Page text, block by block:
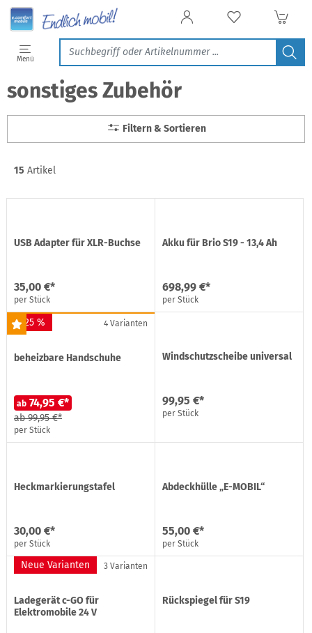
Menü
sonstiges Zubehör
Filtern & Sortieren
Filtern & Sortieren
15 Artikel
USB Adapter für XLR-Buchse
35,00 €*
per Stück
Akku für Brio S19 - 13,4 Ah
698,99 €*
per Stück
4 Varianten
-25 %
beheizbare Handschuhe
ab 74,95 €*
ab99,95 €*
per Stück
Windschutzscheibe universal
99,95 €*
per Stück
Heckmarkierungstafel
30,00 €*
per Stück
Abdeckhülle „E-MOBIL“
55,00 €*
per Stück
3 Varianten
Neue Varianten
Ladegerät c-GO für
Elektromobile 24 V
Rückspiegel für S19